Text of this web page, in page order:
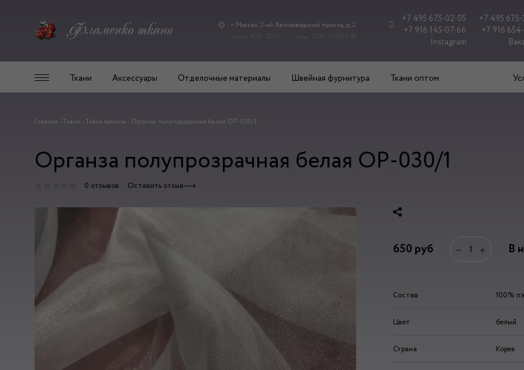
г. Москва, 2-ой Автозаводский проезд, д. 2
+7 495 675-02-05
+7 495
+7 916 145-07-66
+7 916
Instagram
Ткани Аксессуары Отделочные материалы Швейная фурнитура Ткани оптом
Главная - Ткани - Ткань органза - Органза полупрозрачная белая ОР-030/1
Органза полупрозрачная белая ОР-030/1
0 отзывов Оставить отзыв
650 руб − + В
Состав 100% пэ
Цвет белый
Страна Корея